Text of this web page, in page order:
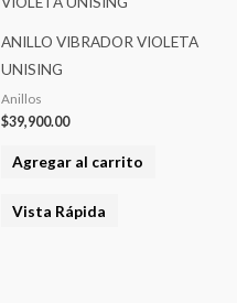
ANILLO VIBRADOR VIOLETA
UNISING
Anillos
$39,900.00
Agregar al carrito
Vista Rápida